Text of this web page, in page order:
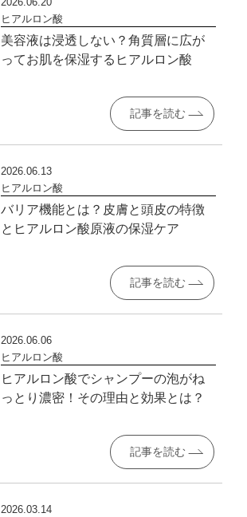
ヒアルロン酸
美容液は浸透しない？角質層に広が
ってお肌を保湿するヒアルロン酸
記事を読む
2026.06.13
ヒアルロン酸
バリア機能とは？皮膚と頭皮の特徴
とヒアルロン酸原液の保湿ケア
記事を読む
2026.06.06
ヒアルロン酸
ヒアルロン酸でシャンプーの泡がね
っとり濃密！その理由と効果とは？
記事を読む
2026.03.14